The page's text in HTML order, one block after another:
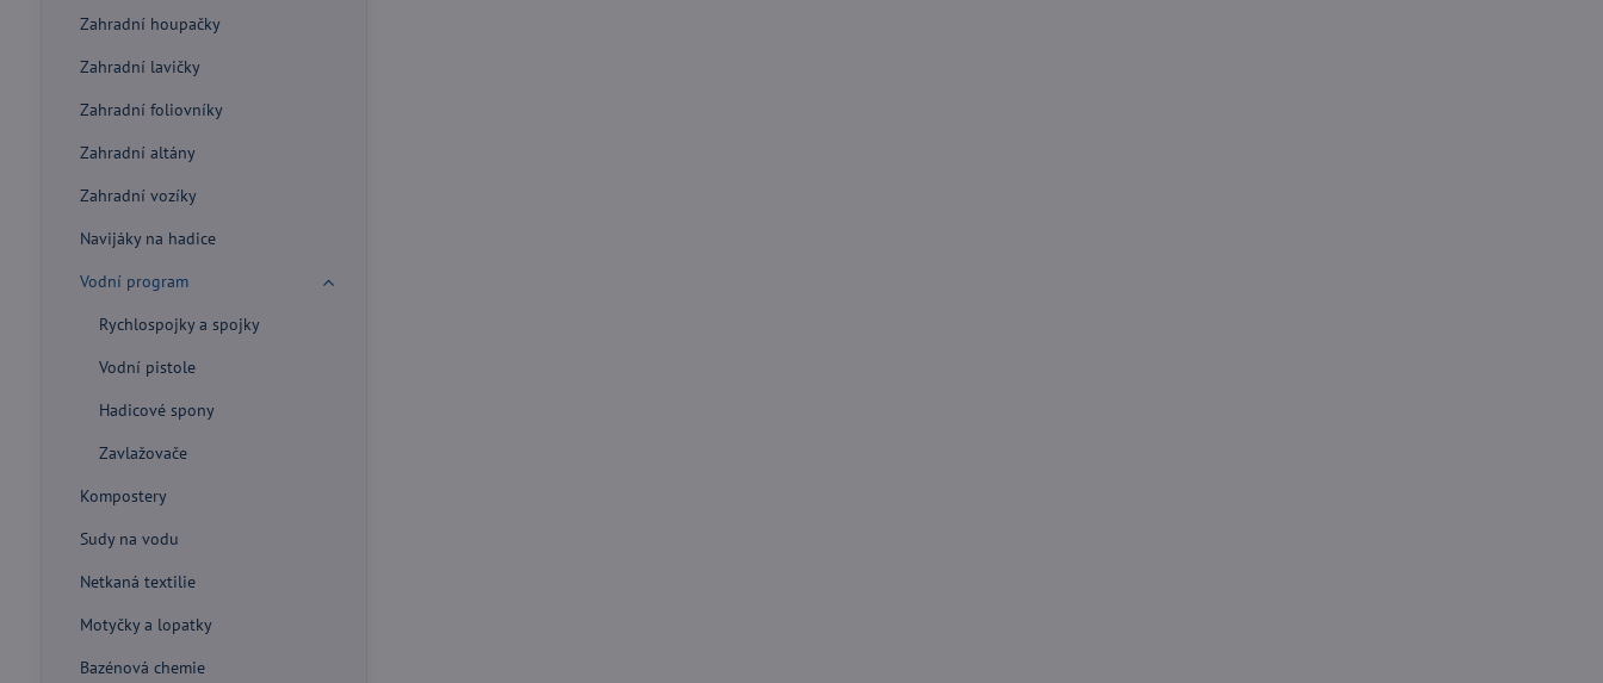
Zahradní houpačky
Zahradní lavičky
Zahradní foliovníky
Zahradní altány
Zahradní vozíky
Navijáky na hadice
Vodní program
Rychlospojky a spojky
Vodní pistole
Hadicové spony
Zavlažovače
Kompostery
Sudy na vodu
Netkaná textilie
Motyčky a lopatky
Bazénová chemie